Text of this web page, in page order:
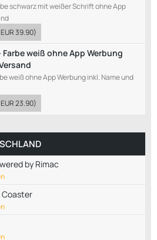
schwarz mit weißer Schrift ohne App
EUR 39.90)
weiß ohne App Werbung
weiß ohne App Werbung inkl. Name und
EUR 23.90)
by Rimac
Coaster